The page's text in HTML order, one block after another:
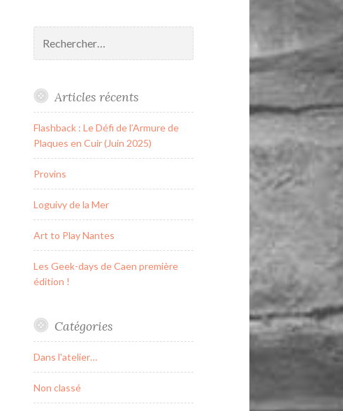
Articles récents
Flashback : Le Défi de l’Armure de
Plaques en Cuir (Juin 2025)
Provins
Loguivy de la Mer
Art to Play Nantes
Les Geek-days de Caen première
édition !
Catégories
Dans l'atelier…
Non classé